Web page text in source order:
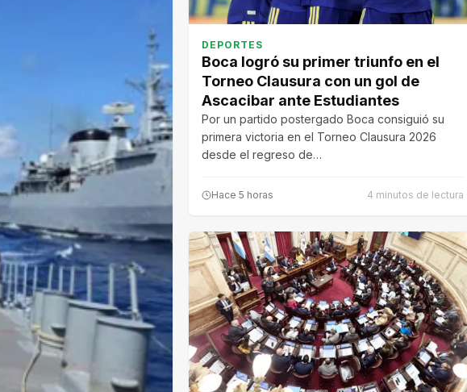
DEPORTES
Boca logró su primer triunfo en el
Torneo Clausura con un gol de
Ascacibar ante Estudiantes
Por un partido postergado Boca consiguió su
primera victoria en el Torneo Clausura 2026
desde el regreso de…
Hace 5 horas 4 minutos de lectura